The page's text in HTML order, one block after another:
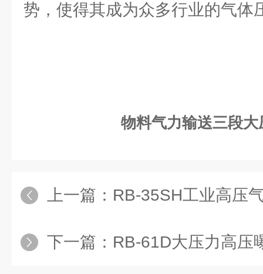
势，使得其成为众多行业的气体
物料气力输送三段大
上一篇： RB-35SH工业高压
下一篇： RB-61D大压力高压曝气